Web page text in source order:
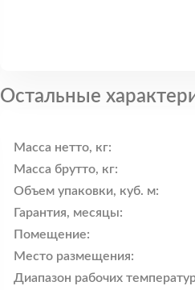
Остальные
Масса нетто, кг:
Масса брутто, кг:
Объем упаковки, куб. м:
Гарантия, месяцы:
Помещение:
Место размещения:
Диапазон рабочих